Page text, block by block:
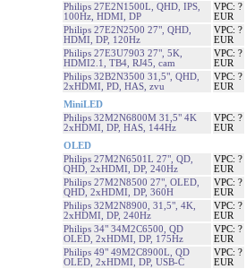
Philips 27E2N1500L, QHD, IPS,
100Hz, HDMI, DP
VPC: ?
EUR
Philips 27E2N2500 27", QHD,
HDMI, DP, 120Hz
VPC: ?
EUR
Philips 27E3U7903 27", 5K,
HDMI2.1, TB4, RJ45, cam
VPC: ?
EUR
Philips 32B2N3500 31,5", QHD,
2xHDMI, PD, HAS, zvu
VPC: ?
EUR
MiniLED
Philips 32M2N6800M 31,5" 4K
2xHDMI, DP, HAS, 144Hz
VPC: ?
EUR
OLED
Philips 27M2N6501L 27", QD,
QHD, 2xHDMI, DP, 240Hz
VPC: ?
EUR
Philips 27M2N8500 27", OLED,
QHD, 2xHDMI, DP, 360H
VPC: ?
EUR
Philips 32M2N8900, 31,5", 4K,
2xHDMI, DP, 240Hz
VPC: ?
EUR
Philips 34" 34M2C6500, QD
OLED, 2xHDMI, DP, 175Hz
VPC: ?
EUR
Philips 49" 49M2C8900L, QD
OLED, 2xHDMI, DP, USB-C
VPC: ?
EUR